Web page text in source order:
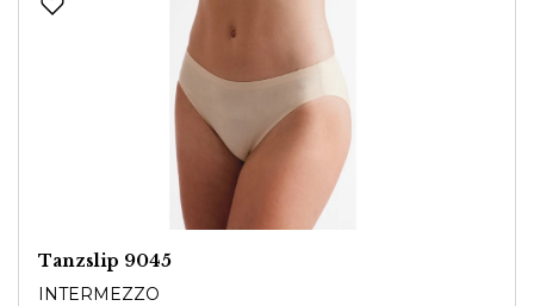
Tanzslip 9045
INTERMEZZO